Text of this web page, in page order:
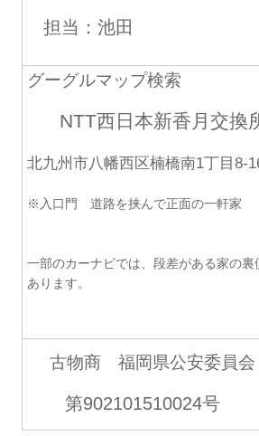
担当：池田
グーグルマップ検索
NTT西日本新香月交換
北九州市八幡西区楠橋南1丁目8-
※入口門 道路を挟んで正面の一軒家
一部のカーナビでは、段差がある家の
あります。
古物商 福岡県公安委員会
第902101510024号